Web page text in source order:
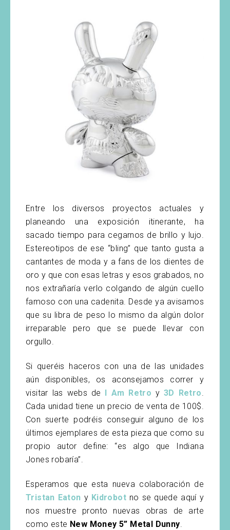
Entre los diversos proyectos actuales y
planeando una exposición itinerante, ha
sacado tiempo para cegarnos de brillo y lujo.
Estereotipos de ese “bling” que tanto gusta a
cantantes de moda y a fans de los dientes de
oro y que con esas letras y esos grabados, no
nos extrañaría verlo colgando de algún cuello
famoso con una cadenita. Desde ya avisamos
que su libra de peso lo mismo da algún dolor
irreparable pero que se puede llevar con
orgullo.
Si queréis haceros con una de las unidades
aún disponibles, os aconsejamos correr y
visitar las webs de
I Am Retro y3D Retro.
Cada unidad tiene un precio de venta de 100$.
Con suerte podréis conseguir alguno de los
últimos ejemplares de esta pieza que como su
propio autor define: “es algo que Indiana
Jones robaría”.
Esperamos que esta nueva colaboración de
Tristan Eaton y Kidrobot no se quede aquí y
nos muestre pronto nuevas obras de arte
como este New Money 5” Metal Dunny.